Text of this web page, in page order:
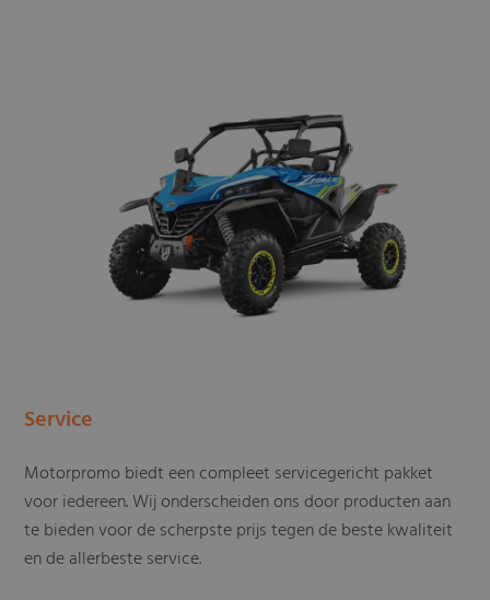
Service
Motorpromo biedt een compleet servicegericht pakket
voor iedereen. Wij onderscheiden ons door producten aan
te bieden voor de scherpste prijs tegen de beste kwaliteit
en de allerbeste service.